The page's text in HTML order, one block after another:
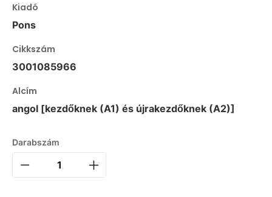
Kiadó
Pons
Cikkszám
3001085966
Alcím
angol [kezdőknek (A1) és újrakezdőknek (A2)]
Darabszám